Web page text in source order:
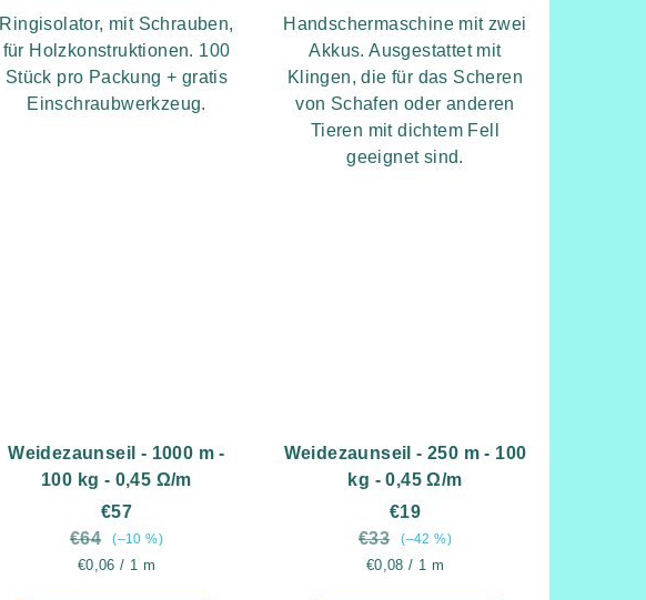
Ringisolator, mit Schrauben,
für Holzkonstruktionen. 100
Stück pro Packung + gratis
Einschraubwerkzeug.
Handschermaschine mit zwei
Akkus. Ausgestattet mit
Klingen, die für das Scheren
von Schafen oder anderen
Tieren mit dichtem Fell
geeignet sind.
Weidezaunseil - 1000 m -
100 kg - 0,45 Ω/m
€57
€64
(–10 %)
Verkaufspreis:
€0,06 / 1 m
Weidezaunseil - 250 m - 100
kg - 0,45 Ω/m
€19
€33
(–42 %)
Verkaufspreis:
€0,08 / 1 m